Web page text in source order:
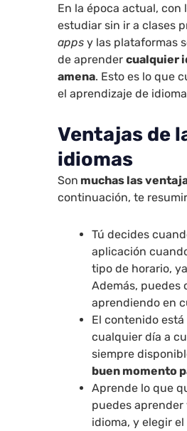
En la época actual, con
estudiar sin ir a clases
apps y las plataformas
de aprendercualquier
amena. Esto es lo que
el aprendizaje de
Ventajas de
idiomas
Son muchas las
continuación, te
Tú decides
aplicación
tipo de horario,
Además, puedes
aprendiendo en
El contenido
cualquier día a
siempre
buen momento
Aprende lo que
puedes aprender
idioma, y elegir